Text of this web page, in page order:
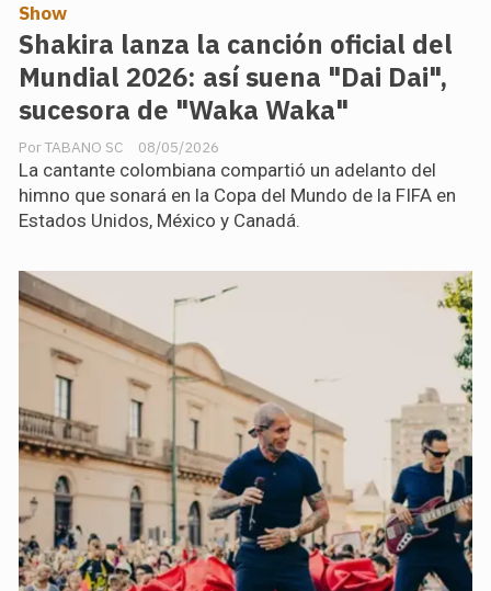
Shakira lanza la canción oficial del
Mundial 2026: así suena "Dai Dai",
sucesora de "Waka Waka"
TABANO SC
Show
08/05/2026
La cantante colombiana compartió un adelanto del
himno que sonará en la Copa del Mundo de la FIFA en
Estados Unidos, México y Canadá.